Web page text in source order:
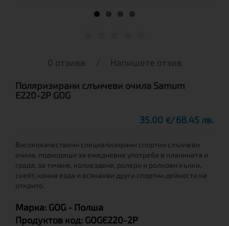
0 отзива / Напишете отзив
Поляризирани слънчеви очила Samum
E220-2P GOG
35.00 € 68.45 лв.
Висококачествени специализирани спортни слънчеви
очила, подходящи за ежедневна употреба в планината и
града, за тичане, колоездене, ролери и ролкови кънки,
скейт, конна езда и всякакви други спортни дейности на
открито.
Марка: GOG - Полша
Продуктов код: GOGE220-2P